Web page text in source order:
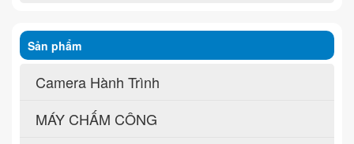
Sản phẩm
Camera Hành Trình
MÁY CHẤM CÔNG